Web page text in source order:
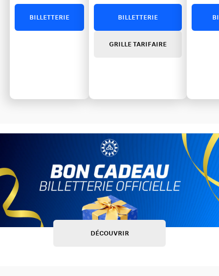
BILLETTERIE BILLETTERIE
GRILLE TARIFAIRE
DÉCOUVRIR